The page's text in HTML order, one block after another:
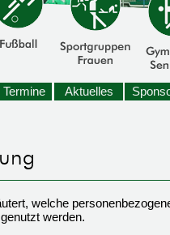
Termine Aktuelles
welche
werden.